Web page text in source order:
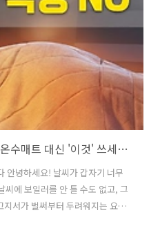
#178. 가스비 폭탄 피하려면 온수매트 대신 '이것' 쓰세요 (3세대 카본매트 난방비 효율 분석)
안녕하세요! 날씨가 갑자기 너무
씨에 보일러를 안 틀 수도 없고, 그
서가 벌써부터 두려워지는 요즘
기 번거로운 온수매트나, 전자파